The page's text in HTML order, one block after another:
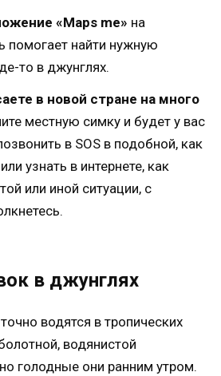
«Maps me» на
помогает найти нужную
то в джунглях.
в новой стране на много
местную симку и будет у вас
в SOS в подобной, как
узнать в интернете, как
или иной ситуации, с
в джунглях
водятся в тропических
водянистой
голодные они ранним утром.